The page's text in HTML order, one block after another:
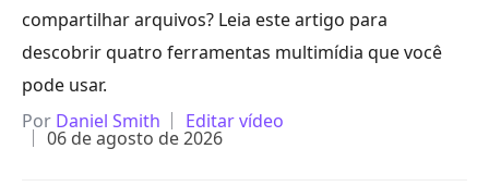
compartilhar arquivos? Leia este artigo para
descobrir quatro ferramentas multimídia que você
pode usar.
Por Daniel Smith Editar vídeo
06 de agosto de 2026